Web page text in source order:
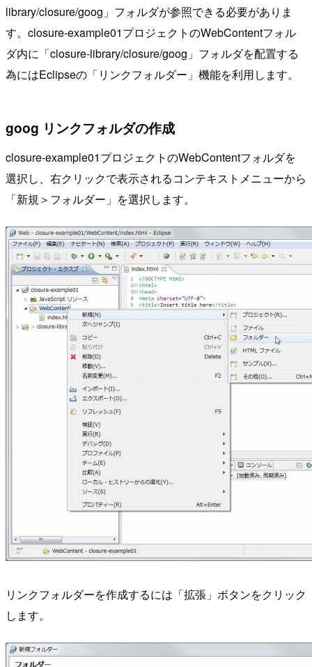
library/closure/goog」フォルダが参照できる必要がありま
す。closure-example01プロジェクトのWebContentフォル
ダ内に「closure-library/closure/goog」フォルダを配置する
為にはEclipseの「リンクフォルダー」機能を利用します。
goog リンクフォルダの作成
closure-example01プロジェクトのWebContentフォルダを
選択し、右クリックで表示されるコンテキストメニューから
「新規＞フォルダー」を選択します。
リンクフォルダーを作成するには「拡張」ボタンをクリック
します。